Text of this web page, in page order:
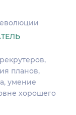
планов,
умение
хорошего